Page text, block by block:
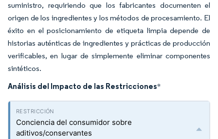
suministro, requiriendo que los fabricantes documenten el
origen de los ingredientes y los métodos de procesamiento. El
éxito en el posicionamiento de etiqueta limpia depende de
historias auténticas de ingredientes y prácticas de producción
verificables, en lugar de simplemente eliminar componentes
sintéticos.
Análisis del Impacto de las Restricciones*
Conciencia del consumidor sobre
aditivos/conservantes